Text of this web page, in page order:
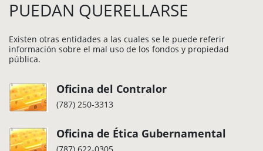
PUEDAN QUERELLARSE
Existen otras entidades a las cuales se le puede referir
información sobre el mal uso de los fondos y propiedad
pública.
Oficina del Contralor
(787) 250-3313
Oficina de Ética Gubernamental